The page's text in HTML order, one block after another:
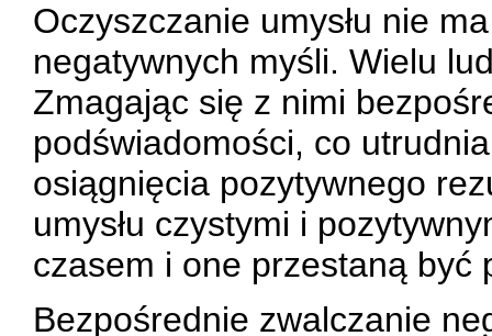
Oczyszczanie umysłu nie
negatywnych myśli. Wielu
Zmagając się z nimi
podświadomości, co
osiągnięcia pozytywnego
umysłu czystymi i
czasem i one przestaną być
Bezpośrednie zwalczanie